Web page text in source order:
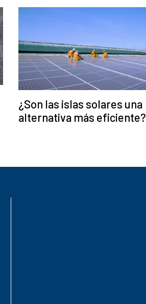
¿Son las islas solares una
alternativa más eficiente?